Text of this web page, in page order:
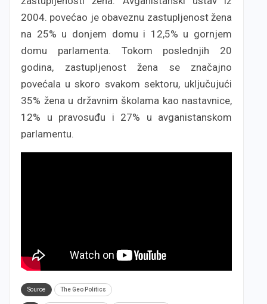
2004. povećao je obaveznu zastupljenost žena
na 25% u donjem domu i 12,5% u gornjem
domu parlamenta. Tokom poslednjih 20
godina, zastupljenost žena se značajno
povećala u skoro svakom sektoru, uključujući
35% žena u državnim školama kao nastavnice,
12% u pravosuđu i 27% u avganistanskom
parlamentu.
Source The Geo Politics